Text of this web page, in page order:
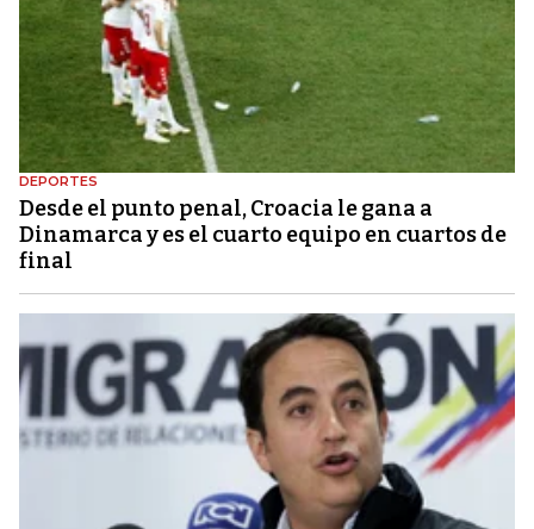
DEPORTES
Desde el punto penal, Croacia le gana a
Dinamarca y es el cuarto equipo en cuartos de
final